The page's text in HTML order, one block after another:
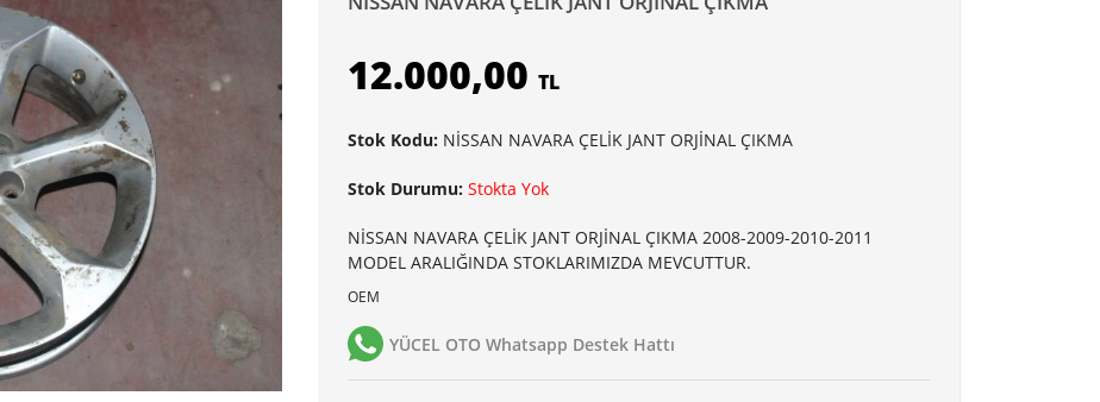
12.000,00 TL
Stok Kodu: NİSSAN NAVARA ÇELİK JANT ORJİNAL ÇIKMA
Stok Durumu: Stokta Yok
NİSSAN NAVARA ÇELİK JANT ORJİNAL ÇIKMA 2008-2009-2010-2011
MODEL ARALIĞINDA STOKLARIMIZDA MEVCUTTUR.
OEM
YÜCEL OTO Whatsapp Destek Hattı